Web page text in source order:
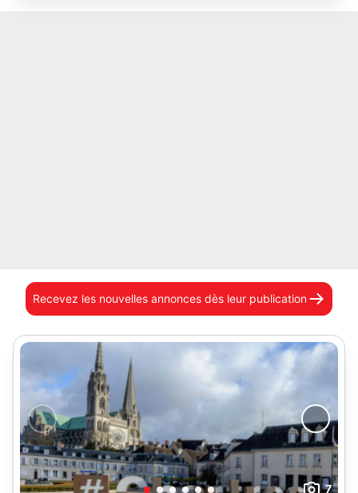
Recevez les nouvelles annonces dès leur publication
7